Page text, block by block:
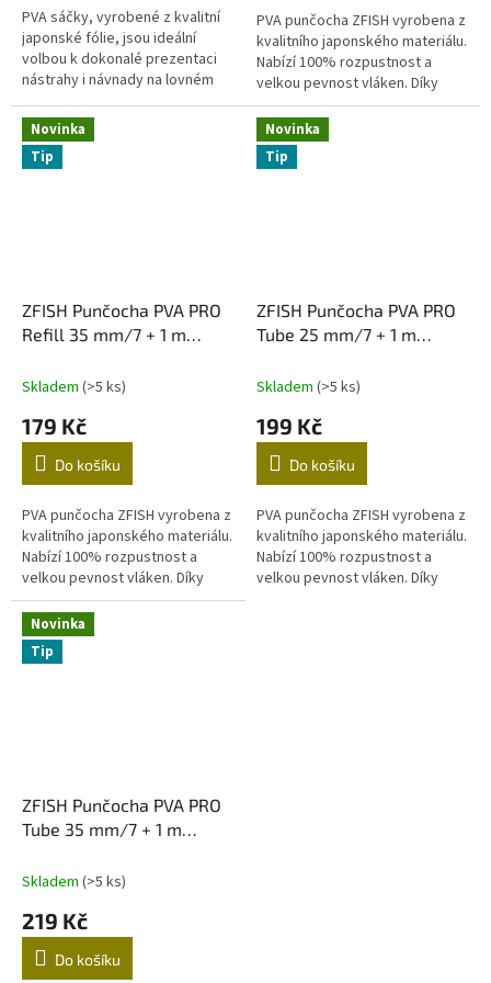
PVA sáčky, vyrobené z kvalitní
japonské fólie, jsou ideální
volbou k dokonalé prezentaci
nástrahy i návnady na lovném
místě. Lze je naplnit širokou
škálou krmení od...
PVA punčocha ZFISH vyrobena z
kvalitního japonského materiálu.
Nabízí 100% rozpustnost a
velkou pevnost vláken. Díky
zvýšené hustotě výpletu je
velmi odolná a udrží vaši
návnadu...
Novinka
Tip
ZFISH Punčocha PVA PRO
Refill 35 mm/7 + 1 m
Skladem (>5 ks)
179 Kč
Do košíku
PVA punčocha ZFISH vyrobena z
kvalitního japonského materiálu.
Nabízí 100% rozpustnost a
velkou pevnost vláken. Díky
zvýšené hustotě výpletu je
velmi odolná a udrží vaši
návnadu...
Novinka
Tip
ZFISH Punčocha PVA PRO
Tube 25 mm/7 + 1 m
Skladem (>5 ks)
199 Kč
Do košíku
PVA punčocha ZFISH vyrobena z
kvalitního japonského materiálu.
Nabízí 100% rozpustnost a
velkou pevnost vláken. Díky
Novinka
Tip
ZFISH Punčocha PVA PRO
Tube 35 mm/7 + 1 m
Skladem (>5 ks)
219 Kč
Do košíku